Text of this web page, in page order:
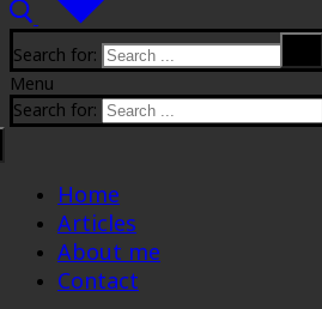
Search for:
Menu
Search for:
Home
Articles
About me
Contact